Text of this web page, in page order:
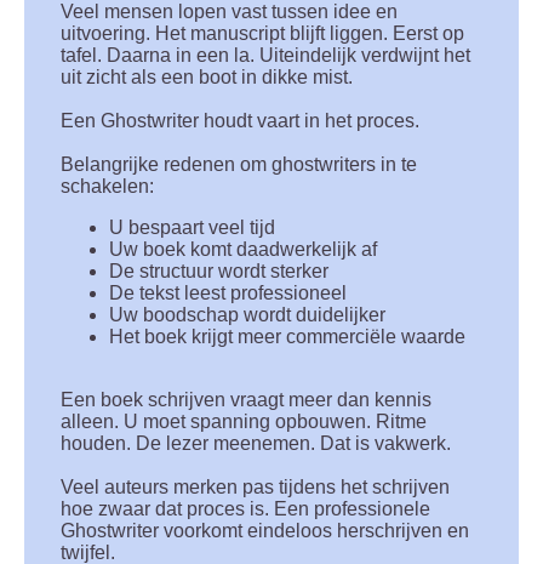
Veel mensen lopen vast tussen idee en
uitvoering. Het manuscript blijft liggen. Eerst op
tafel. Daarna in een la. Uiteindelijk verdwijnt het
uit zicht als een boot in dikke mist.
Een Ghostwriter houdt vaart in het proces.
Belangrijke redenen om ghostwriters in te
schakelen:
U bespaart veel tijd
Uw boek komt daadwerkelijk af
De structuur wordt sterker
De tekst leest professioneel
Uw boodschap wordt duidelijker
Het boek krijgt meer commerciële waarde
Een boek schrijven vraagt meer dan kennis
alleen. U moet spanning opbouwen. Ritme
houden. De lezer meenemen. Dat is vakwerk.
Veel auteurs merken pas tijdens het schrijven
hoe zwaar dat proces is. Een professionele
Ghostwriter voorkomt eindeloos herschrijven en
twijfel.